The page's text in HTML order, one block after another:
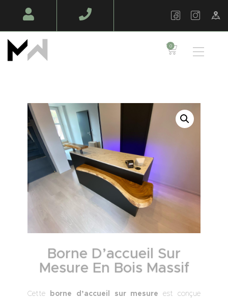
0
MAZAWOOD - MENUISERIE
Design Bois & Décoration – Fabrication
MESURE
AMÉNAGEMENT
BOIS
AMBIANCE PRO
BOIS EN PLEIN AIR
NOS RÉALISATIONS
Borne D’accueil Sur
Mesure En Bois Massif
Cette borne d’accueil sur mesure est conçue